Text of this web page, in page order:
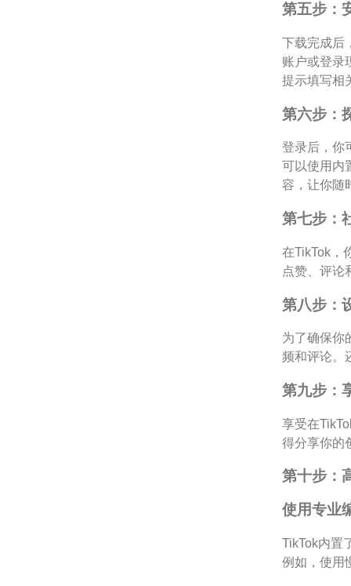
第五步：
下载完成后
账户或登录
提示填写相
第六步：
登录后，你
可以使用内
容，让你随
第七步：
在TikTok，
点赞、评论
第八步：
为了确保你
频和评论。
第九步：
享受在
得分享你的
第十步：
使用专业
TikTok内置
例如，使用